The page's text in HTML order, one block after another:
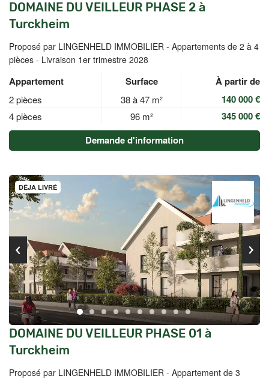
DOMAINE DU VEILLEUR PHASE 2 à
Turckheim
Proposé par LINGENHELD IMMOBILIER - Appartements de 2 à 4
pièces - Livraison 1er trimestre 2028
Appartement Surface À partir de
2 pièces 38 à 47 m² 140 000 €
4 pièces 96 m²
345 000 €
Demande d'information
DÉJA LIVRÉ
DOMAINE DU VEILLEUR PHASE 01 à
Turckheim
Proposé par LINGENHELD IMMOBILIER - Appartement de 3